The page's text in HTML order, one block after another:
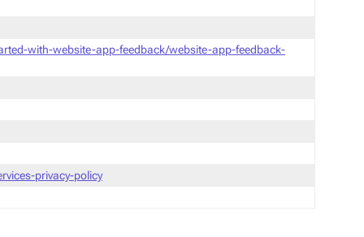
with-website-app-feedback/website-app-feedback-
privacy-policy